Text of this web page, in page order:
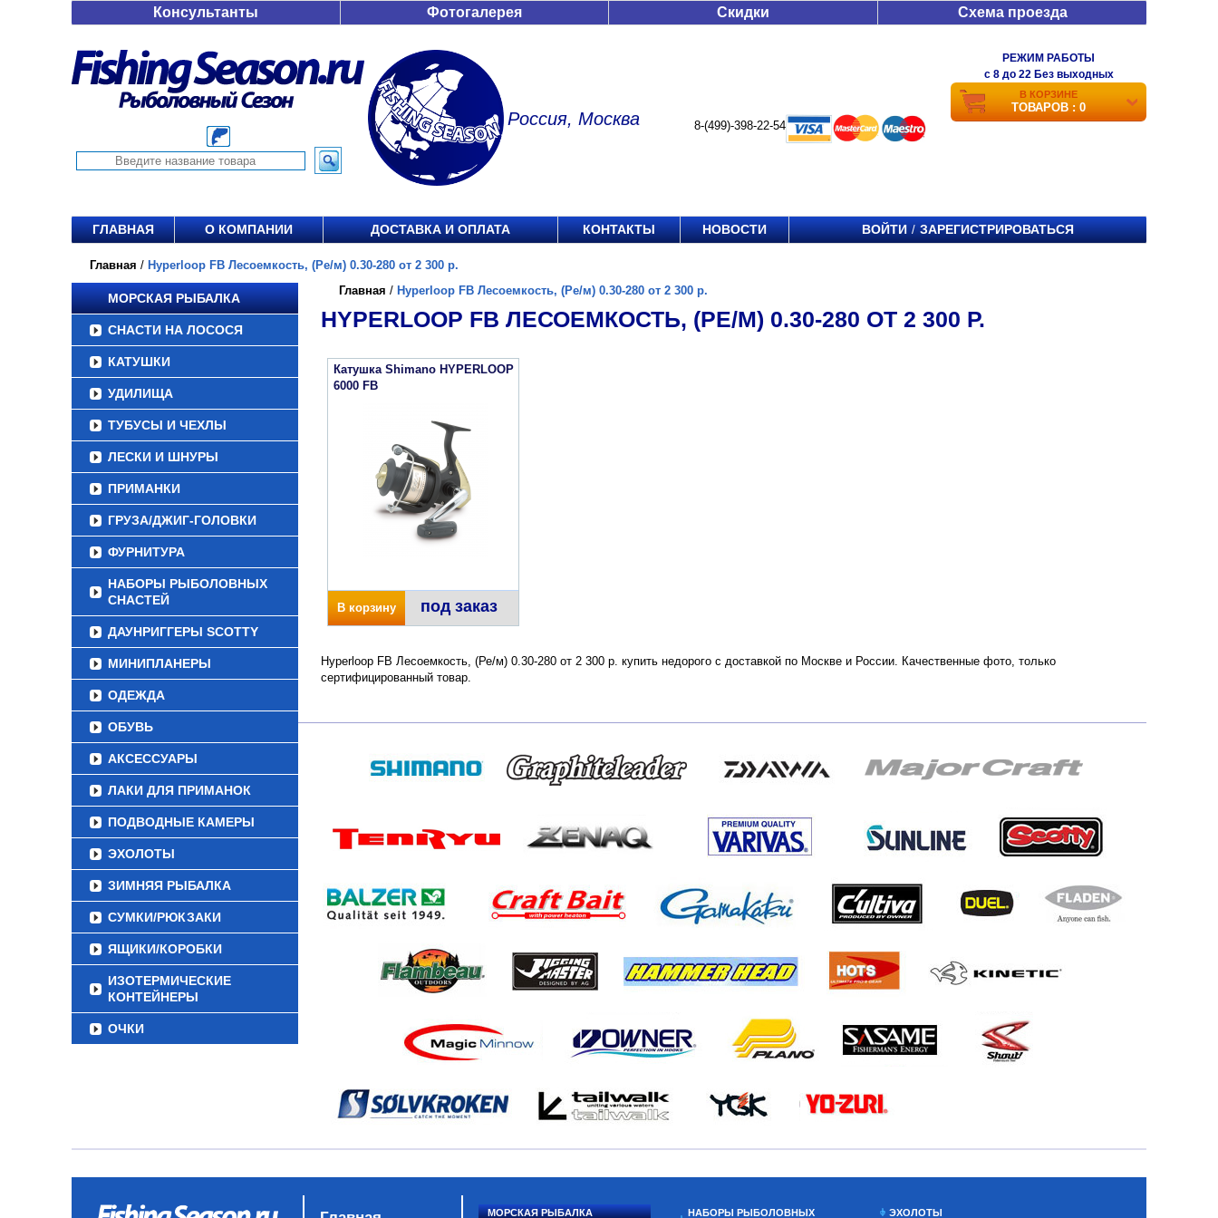
Консультанты Фотогалерея Скидки Схема проезда
Россия, Москва 8-(499)-398-22-54
РЕЖИМ РАБОТЫ
c 8 до 22 Без выходных
В КОРЗИНЕ
ТОВАРОВ : 0
ГЛАВНАЯ О КОМПАНИИ ДОСТАВКА И ОПЛАТА КОНТАКТЫ НОВОСТИ ВОЙТИ / ЗАРЕГИСТРИРОВАТЬСЯ
Главная / Hyperloop FB Лесоемкость, (Ре/м) 0.30-280 от 2 300 р.
МОРСКАЯ РЫБАЛКА
СНАСТИ НА ЛОСОСЯ
КАТУШКИ
УДИЛИЩА
ТУБУСЫ И ЧЕХЛЫ
ЛЕСКИ И ШНУРЫ
ПРИМАНКИ
ГРУЗА/ДЖИГ-ГОЛОВКИ
ФУРНИТУРА
НАБОРЫ РЫБОЛОВНЫХ
СНАСТЕЙ
ДАУНРИГГЕРЫ SCOTTY
МИНИПЛАНЕРЫ
ОДЕЖДА
ОБУВЬ
АКСЕССУАРЫ
ЛАКИ ДЛЯ ПРИМАНОК
ПОДВОДНЫЕ КАМЕРЫ
ЭХОЛОТЫ
ЗИМНЯЯ РЫБАЛКА
СУМКИ/РЮКЗАКИ
ЯЩИКИ/КОРОБКИ
ИЗОТЕРМИЧЕСКИЕ
КОНТЕЙНЕРЫ
ОЧКИ
Главная / Hyperloop FB Лесоемкость, (Ре/м) 0.30-280 от 2 300 р.
HYPERLOOP FB ЛЕСОЕМКОСТЬ, (РЕ/М) 0.30-280 ОТ 2 300 Р.
Катушка Shimano HYPERLOOP
6000 FB
В корзину под заказ
Hyperloop FB Лесоемкость, (Ре/м) 0.30-280 от 2 300 р. купить недорого с доставкой по Москве и России. Качественные фото, только
сертифицированный товар.
МОРСКАЯ РЫБАЛКА НАБОРЫ РЫБОЛОВНЫХ ЭХОЛОТЫ